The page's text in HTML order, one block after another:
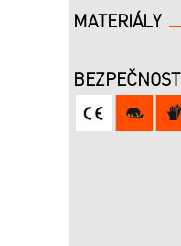
MATERIÁLY
BEZPEČNOST